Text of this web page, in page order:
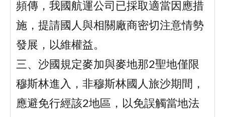
頻傳，我國航運公司已採取適當因應措
施，提請國人與相關廠商密切注意情勢
發展，以維權益。
三、沙國規定麥加與麥地那2聖地僅限
穆斯林進入，非穆斯林國人旅沙期間，
應避免行經該2地區，以免誤觸當地法